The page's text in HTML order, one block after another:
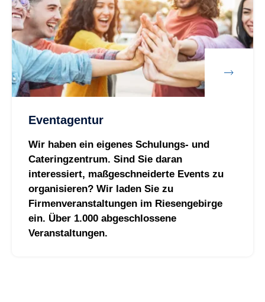
Eventagentur
Wir haben ein eigenes Schulungs- und
Cateringzentrum. Sind Sie daran
interessiert, maßgeschneiderte Events zu
organisieren? Wir laden Sie zu
Firmenveranstaltungen im Riesengebirge
ein. Über 1.000 abgeschlossene
Veranstaltungen.